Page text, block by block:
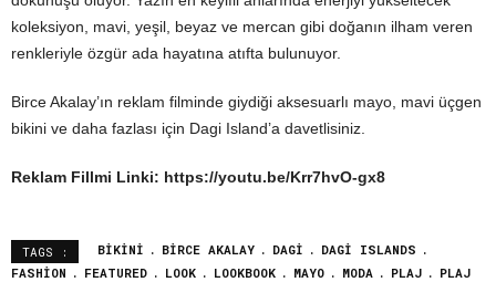
koleksiyon, mavi, yeşil, beyaz ve mercan gibi doğanın ilham veren
renkleriyle özgür ada hayatına atıfta bulunuyor.
Birce Akalay’ın reklam filminde giydiği aksesuarlı mayo, mavi üçgen
bikini ve daha fazlası için Dagi Island’a davetlisiniz.
Reklam Fillmi Linki: https://youtu.be/Krr7hvO-gx8
TAGS : BIKINI BIRCE AKALAY DAGI
DAGI ISLANDS
FASHION
FEATURED LOOK LOOKBOOK MAYO MODA PLAJ
PLAJ